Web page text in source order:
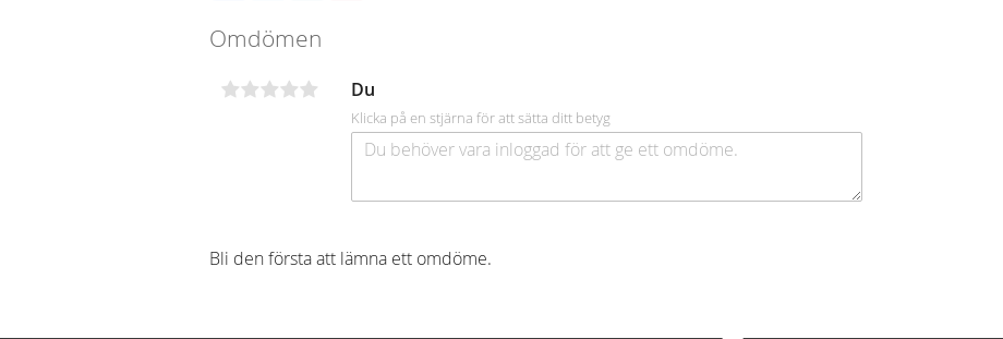
Omdömen
Du
Klicka på en stjärna för att sätta ditt betyg
Bli den första att lämna ett omdöme.